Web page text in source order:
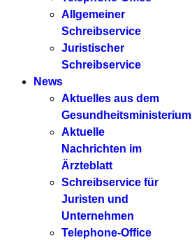
Allgemeiner
Schreibservice
Juristischer
Schreibservice
News
Aktuelles aus dem
Gesundheitsministerium
Aktuelle
Nachrichten im
Ärzteblatt
Schreibservice für
Juristen und
Unternehmen
Telephone-Office